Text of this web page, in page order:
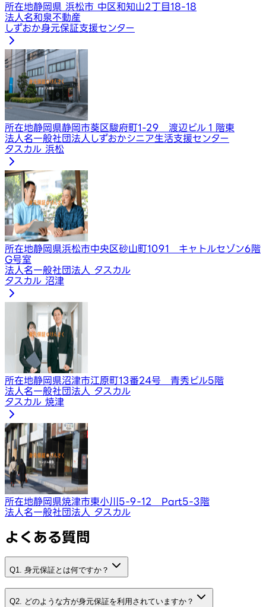
所在地静岡県 浜松市 中区和知山2丁目18-18
法人名和泉不動産
しずおか身元保証支援センター
所在地静岡県静岡市葵区駿府町1-29​ 渡辺ビル１階東
法人名一般社団法人しずおかシニア生活支援センター
タスカル 浜松
所在地静岡県浜松市中央区砂山町1091 キャトルセゾン6階
G号室
法人名一般社団法人 タスカル
タスカル 沼津
所在地静岡県沼津市江原町13番24号 青秀ビル5階
法人名一般社団法人 タスカル
タスカル 焼津
所在地静岡県焼津市東小川5-9-12 Part5-3階
法人名一般社団法人 タスカル
よくある質問
Q1. 身元保証とは何ですか？
Q2. どのような方が身元保証を利用されていますか？